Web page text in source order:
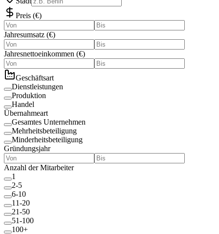
Preis (€)
Jahresumsatz (€)
Jahresnettoeinkommen (€)
Geschäftsart
Dienstleistungen
Produktion
Handel
Übernahmeart
Gesamtes Unternehmen
Mehrheitsbeteiligung
Minderheitsbeteiligung
Gründungsjahr
Anzahl der Mitarbeiter
1
2-5
6-10
11-20
21-50
51-100
100+